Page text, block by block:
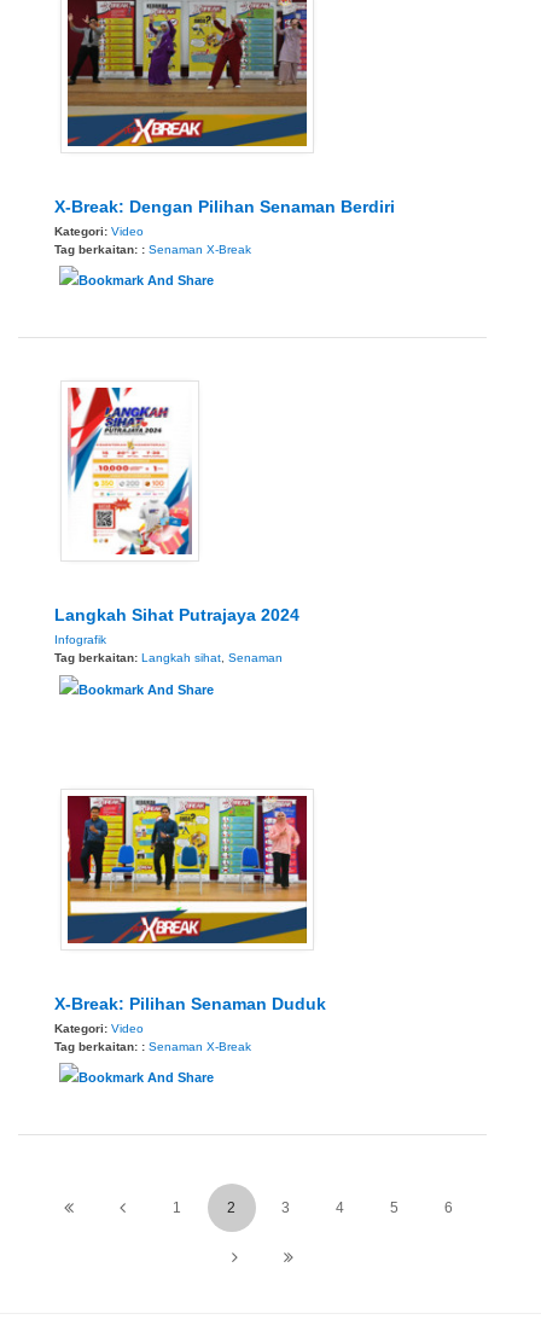
X-Break: Dengan Pilihan Senaman Berdiri
Kategori: Video
Tag berkaitan: : Senaman X-Break
Langkah Sihat Putrajaya 2024
Infografik
Tag berkaitan: Langkah sihat, Senaman
X-Break: Pilihan Senaman Duduk
Kategori: Video
Tag berkaitan: : Senaman X-Break
1 2 3 4 5 6